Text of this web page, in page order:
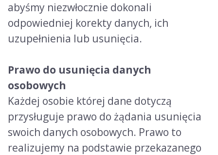
abyśmy niezwłocznie dokonali
odpowiedniej korekty danych, ich
uzupełnienia lub usunięcia.
Prawo do usunięcia danych
osobowych
Każdej osobie której dane dotyczą
przysługuje prawo do żądania usunięcia
swoich danych osobowych. Prawo to
realizujemy na podstawie przekazanego